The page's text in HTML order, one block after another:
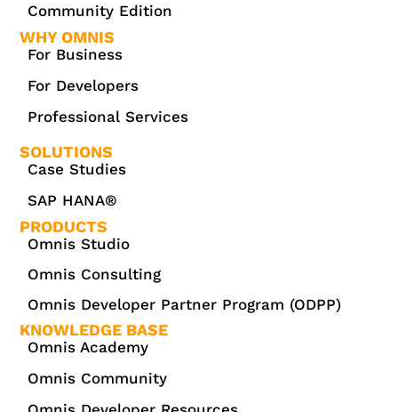
Community Edition
WHY OMNIS
For Business
For Developers
Professional Services
SOLUTIONS
Case Studies
SAP HANA®
PRODUCTS
Omnis Studio
Omnis Consulting
Omnis Developer Partner Program (ODPP)
KNOWLEDGE BASE
Omnis Academy
Omnis Community